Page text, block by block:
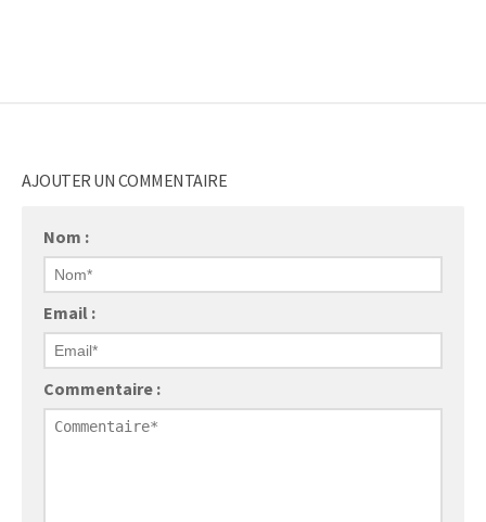
AJOUTER UN COMMENTAIRE
Nom :
Email :
Commentaire :